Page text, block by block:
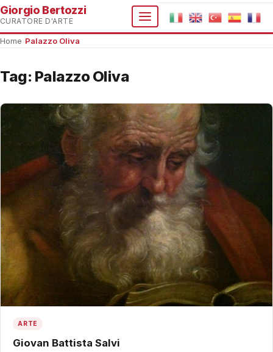
Giorgio Bertozzi
CURATORE D'ARTE
Home Palazzo Oliva
Tag: Palazzo Oliva
ARTE
Giovan Battista Salvi